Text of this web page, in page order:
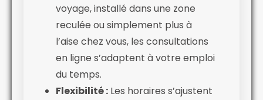
voyage, installé dans une zone
reculée ou simplement plus à
l’aise chez vous, les consultations
en ligne s’adaptent à votre emploi
du temps.
Flexibilité : Les horaires s’ajustent